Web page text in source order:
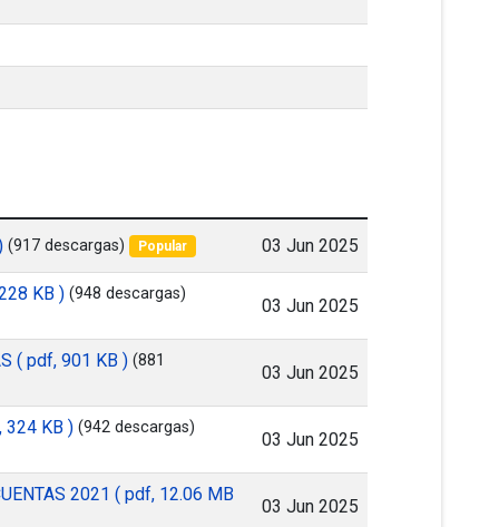
(917 descargas) Popular 03 Jun 2025
KB ) (948 descargas)
03 Jun 2025
( pdf, 901 KB ) (881
03 Jun 2025
324 KB ) (942 descargas)
03 Jun 2025
2021 ( pdf, 12.06 MB
03 Jun 2025